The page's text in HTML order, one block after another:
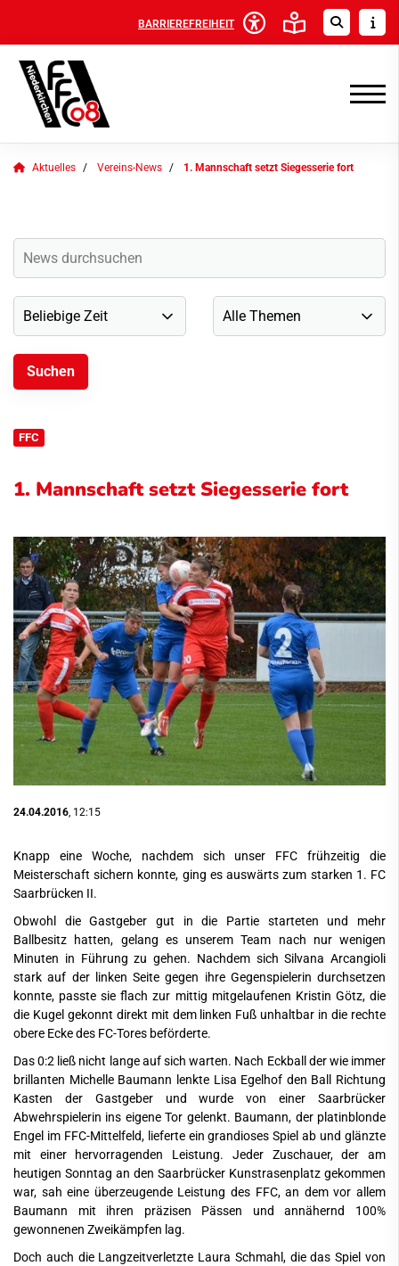
BARRIEREFREIHEIT
Aktuelles Vereins-News 1. Mannschaft setzt Siegesserie fort
FFC
1. Mannschaft setzt Siegesserie fort
24.04.2016 , 12:15
Knapp eine Woche, nachdem sich unser FFC frühzeitig die
Meisterschaft sichern konnte, ging es auswärts zum starken 1. FC
Saarbrücken II.
Obwohl die Gastgeber gut in die Partie starteten und mehr
Ballbesitz hatten, gelang es unserem Team nach nur wenigen
Minuten in Führung zu gehen. Nachdem sich Silvana Arcangioli
stark auf der linken Seite gegen ihre Gegenspielerin durchsetzen
konnte, passte sie flach zur mittig mitgelaufenen Kristin Götz, die
die Kugel gekonnt direkt mit dem linken Fuß unhaltbar in die rechte
obere Ecke des FC-Tores beförderte.
Das 0:2 ließ nicht lange auf sich warten. Nach Eckball der wie immer
brillanten Michelle Baumann lenkte Lisa Egelhof den Ball Richtung
Kasten der Gastgeber und wurde von einer Saarbrücker
Abwehrspielerin ins eigene Tor gelenkt. Baumann, der platinblonde
Engel im FFC-Mittelfeld, lieferte ein grandioses Spiel ab und glänzte
mit einer hervorragenden Leistung. Jeder Zuschauer, der am
heutigen Sonntag an den Saarbrücker Kunstrasenplatz gekommen
war, sah eine überzeugende Leistung des FFC, an dem vor allem
Baumann mit ihren präzisen Pässen und annähernd 100%
gewonnenen Zweikämpfen lag.
Doch auch die Langzeitverletzte Laura Schmahl, die das Spiel von